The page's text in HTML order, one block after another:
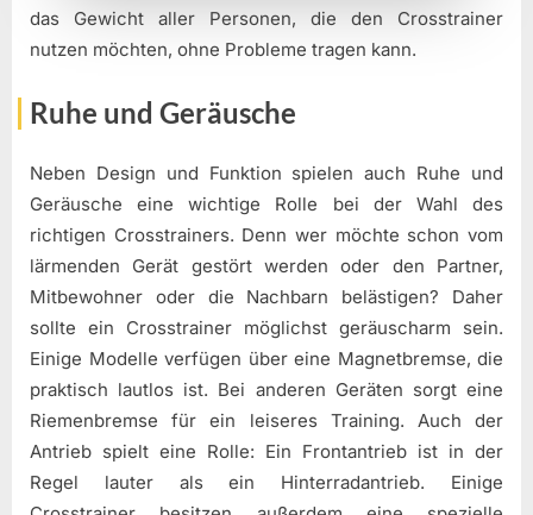
das Gewicht aller Personen, die den Crosstrainer
nutzen möchten, ohne Probleme tragen kann.
Ruhe und Geräusche
Neben Design und Funktion spielen auch Ruhe und
Geräusche eine wichtige Rolle bei der Wahl des
richtigen Crosstrainers. Denn wer möchte schon vom
lärmenden Gerät gestört werden oder den Partner,
Mitbewohner oder die Nachbarn belästigen? Daher
sollte ein Crosstrainer möglichst geräuscharm sein.
Einige Modelle verfügen über eine Magnetbremse, die
praktisch lautlos ist. Bei anderen Geräten sorgt eine
Riemenbremse für ein leiseres Training. Auch der
Antrieb spielt eine Rolle: Ein Frontantrieb ist in der
Regel lauter als ein Hinterradantrieb. Einige